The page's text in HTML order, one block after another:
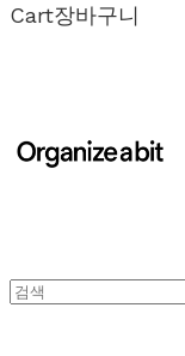
Cart장바구니